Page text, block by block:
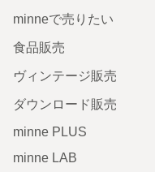
minneで売りたい
食品販売
ヴィンテージ販売
ダウンロード販売
minne PLUS
minne LAB